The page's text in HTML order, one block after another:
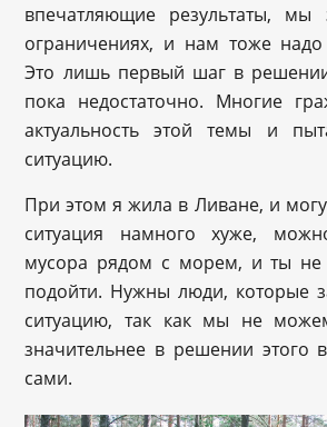
впечатляющие результаты,
ограничениях, и нам тоже
Это лишь первый шаг в
пока недостаточно. Многие
актуальность этой темы и
ситуацию.
При этом я жила в Ливане, и могу
ситуация намного хуже,
мусора рядом с морем, и ты
подойти. Нужны люди, которые
ситуацию, так как мы не
значительнее в решении этого
сами.